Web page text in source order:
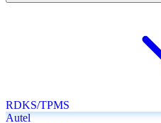
RDKS/TPMS
Autel